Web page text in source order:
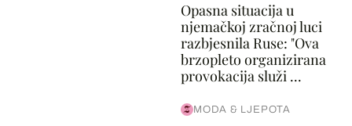
Opasna situacija u
njemačkoj zračnoj luci
razbjesnila Ruse: "Ova
brzopleto organizirana
provokacija služi ...
MODA & LJEPOTA